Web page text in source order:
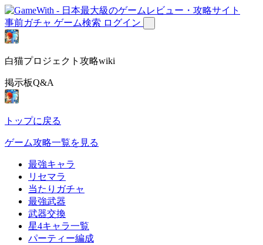
事前ガチャ ゲーム検索 ログイン
白猫プロジェクト攻略wiki
掲示板Q&A
トップに戻る
ゲーム攻略一覧を見る
最強キャラ
リセマラ
当たりガチャ
最強武器
武器交換
星4キャラ一覧
パーティー編成